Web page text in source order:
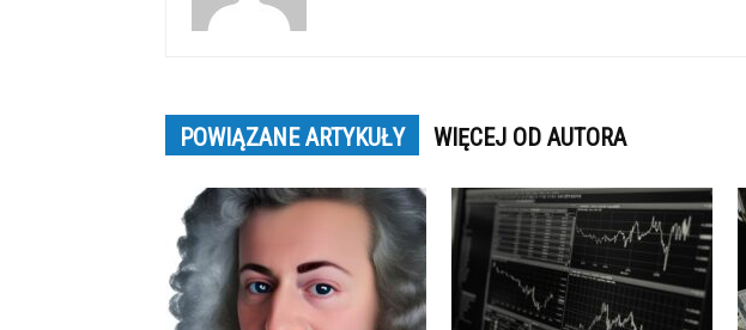
POWIĄZANE ARTYKUŁY WIĘCEJ OD AUTORA